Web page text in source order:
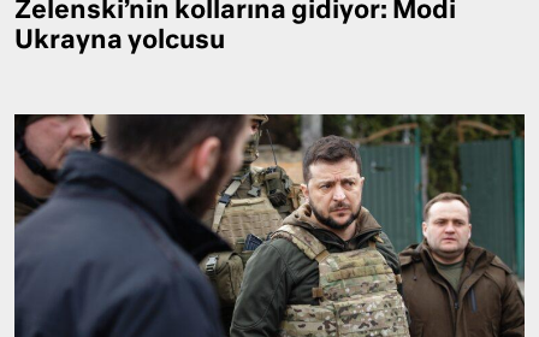
Zelenski’nin kollarına gidiyor: Modi
Ukrayna yolcusu